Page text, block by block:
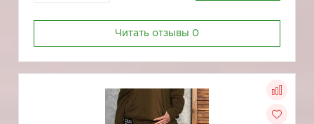
Читать отзывы 0